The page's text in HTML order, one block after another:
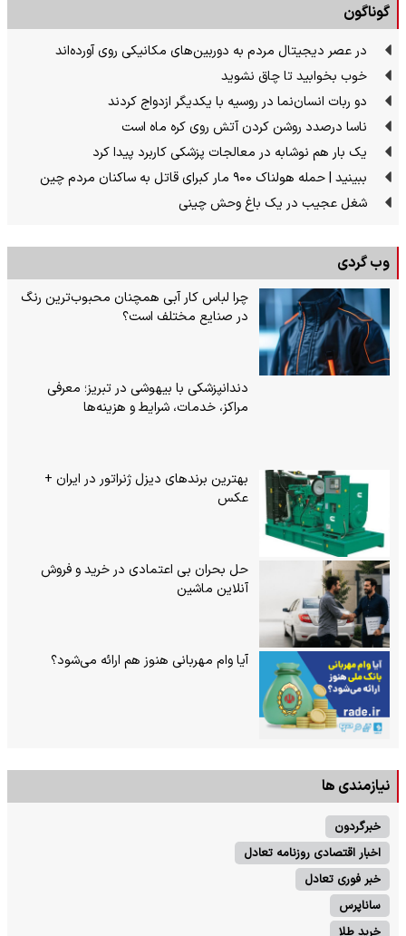
گوناگون
در عصر دیجیتال مردم به دوربین‌های مکانیکی روی آورده‌اند
خوب بخوابید تا چاق نشوید
دو ربات انسان‌نما در روسیه با یکدیگر ازدواج کردند
ناسا درصدد روشن کردن آتش روی کره ماه است
یک بار هم نوشابه در معالجات پزشکی کاربرد پیدا کرد
ببینید | حمله هولناک ۹۰۰ مار کبرای قاتل به ساکنان مردم چین
شغل عجیب در یک باغ وحش چینی
وب گردی
چرا لباس کار آبی همچنان محبوب‌ترین رنگ
در صنایع مختلف است؟
دندانپزشکی با بیهوشی در تبریز؛ معرفی
مراکز، خدمات، شرایط و هزینه‌ها
بهترین برندهای دیزل ژنراتور در ایران +
عکس
حل بحران بی‌ اعتمادی در خرید و فروش
آنلاین ماشین
آیا وام مهربانی هنوز هم ارائه می‌شود؟
نیازمندی ها
خبرگردون
اخبار اقتصادی روزنامه تعادل
خبر فوری تعادل
ساناپرس
خرید طلا